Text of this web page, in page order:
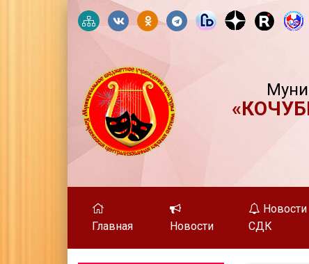
Главная Новости
Новости
СДК